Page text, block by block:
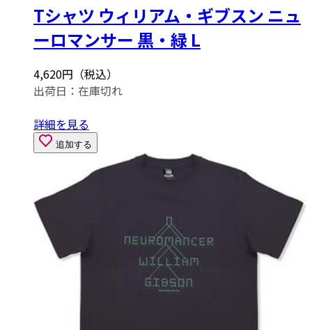
Tシャツ ウィリアム・ギブスン ニュ
ーロマンサー 黒・緑 L
4,620円（税込）
出荷日： 在庫切れ
詳細を見る
追加する